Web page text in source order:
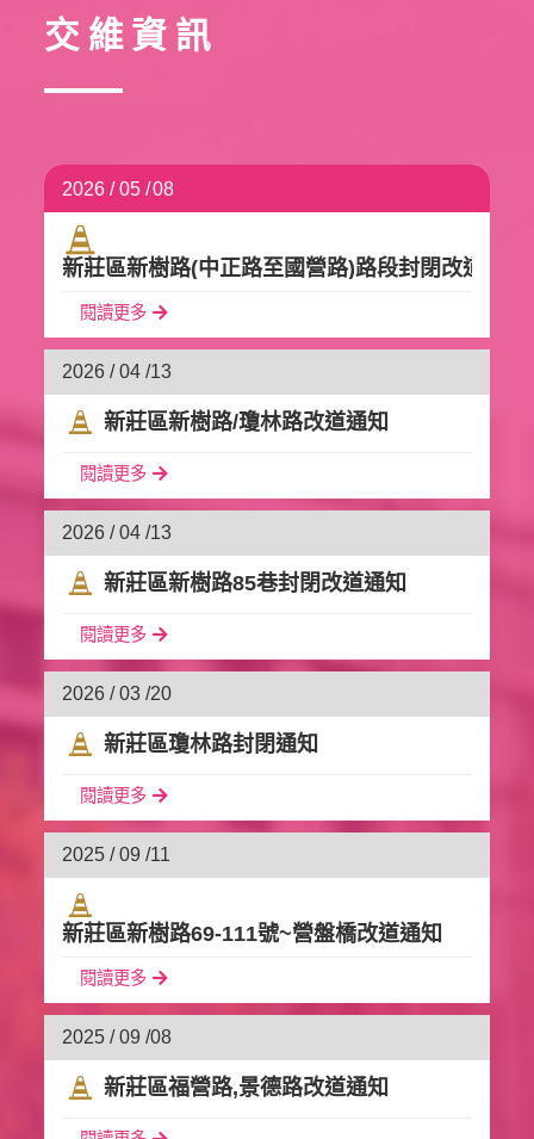
交維資訊
2026 / 05 /08
新莊區新樹路(中正路至國營路)路段封閉改道通知
閱讀更多
2026 / 04 /13
新莊區新樹路/瓊林路改道通知
閱讀更多
2026 / 04 /13
新莊區新樹路85巷封閉改道通知
閱讀更多
2026 / 03 /20
新莊區瓊林路封閉通知
閱讀更多
2025 / 09 /11
新莊區新樹路69-111號~營盤橋改道通知
閱讀更多
2025 / 09 /08
新莊區福營路‚景德路改道通知